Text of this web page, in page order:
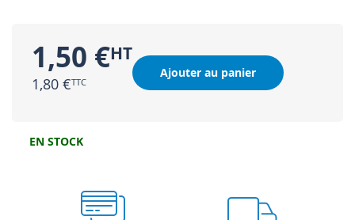
1,50 €
1,80 €
Ajouter au panier
EN STOCK